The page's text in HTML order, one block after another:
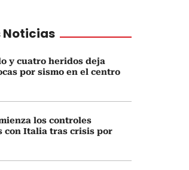
Noticias
y cuatro heridos deja
por sismo en el centro
los controles
con Italia tras crisis por